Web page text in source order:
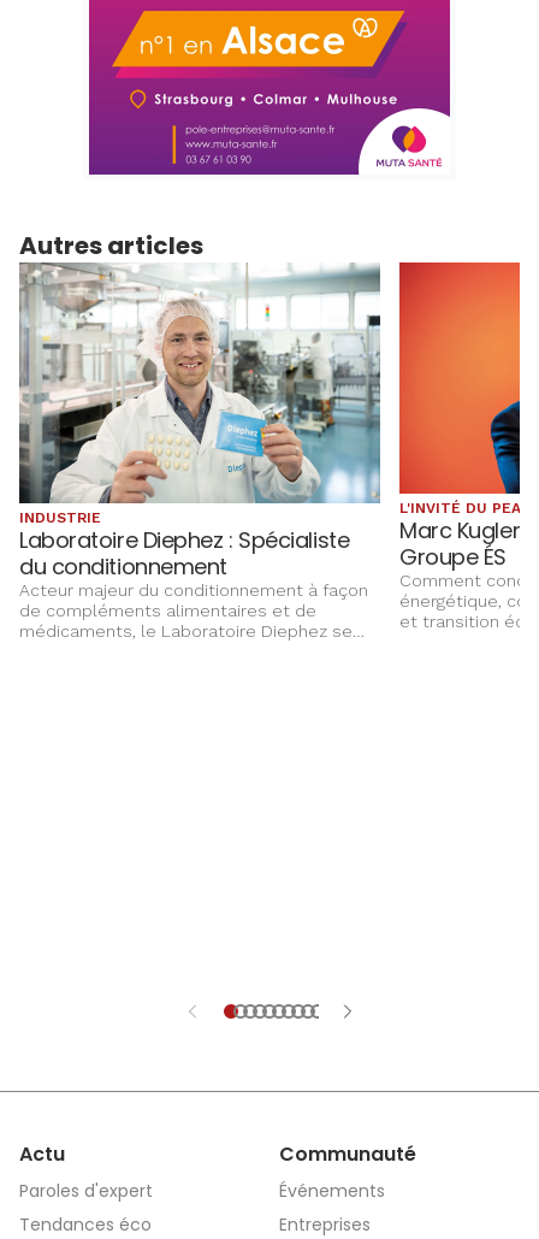
Autres articles
INDUSTRIE
Laboratoire Diephez : Spécialiste
du conditionnement
Acteur majeur du conditionnement à façon
de compléments alimentaires et de
médicaments, le Laboratoire Diephez se
L'INVITÉ DU PEA
Marc Kugler
Groupe ÉS
Comment
énergétique,
et transition
Actu
Paroles d'expert
Tendances éco
Communauté
Événements
Entreprises